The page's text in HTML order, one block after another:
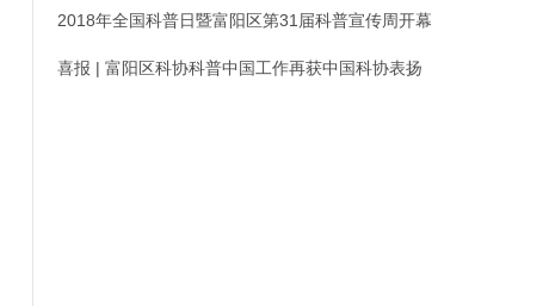
2018年全国科普日暨富阳区第31届科普宣传周开幕
喜报 | 富阳区科协科普中国工作再获中国科协表扬